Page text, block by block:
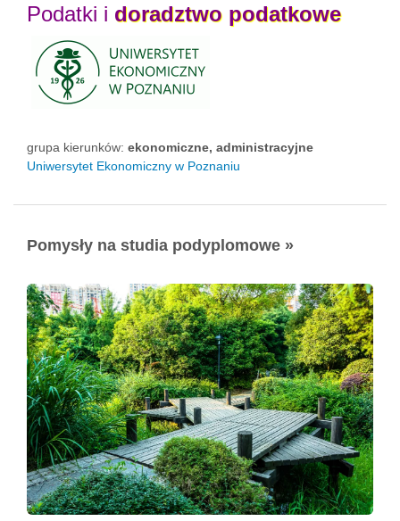
Podatki i doradztwo podatkowe
grupa kierunków: ekonomiczne, administracyjne
Uniwersytet Ekonomiczny w Poznaniu
Pomysły na studia podyplomowe »